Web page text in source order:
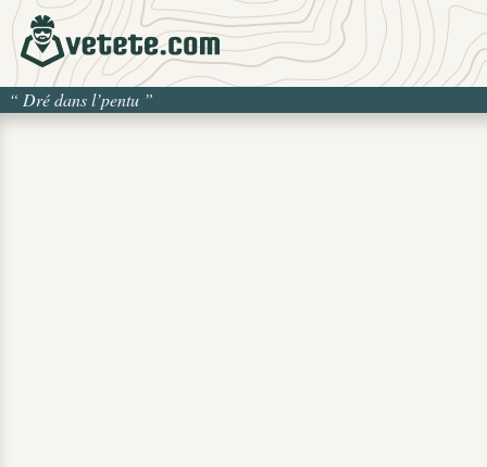
“ Dré dans l’pentu ”